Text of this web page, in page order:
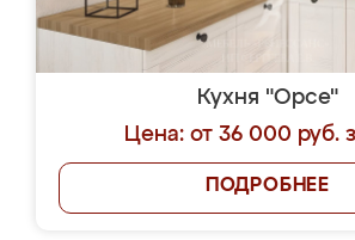
Кухня "Орсе"
Цена: от 36 000 руб.
ПОДРОБНЕЕ